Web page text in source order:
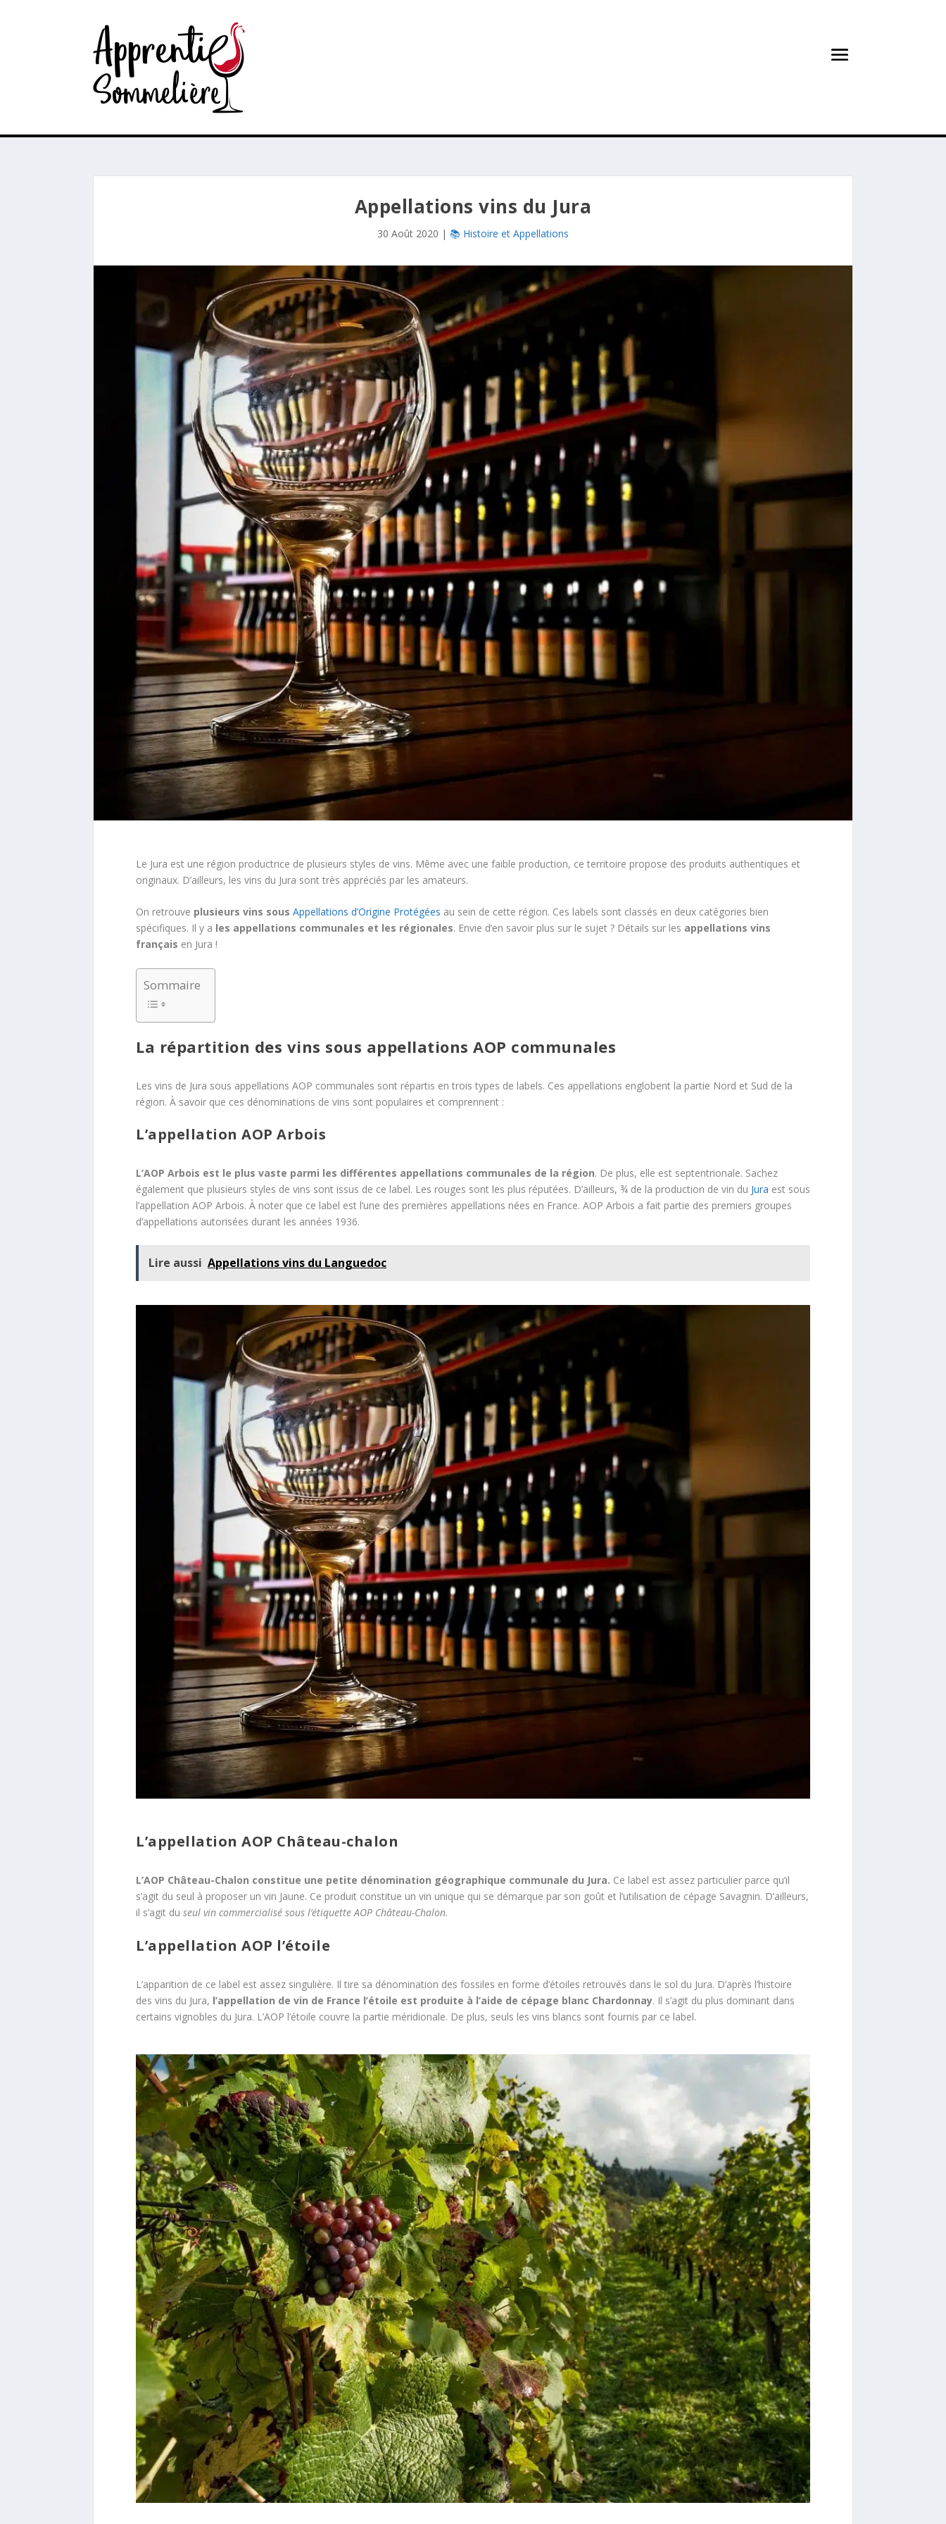
Appellations vins du Jura
30 Août 2020 | 📚 Histoire et Appellations
Le Jura est une région productrice de plusieurs styles de vins. Même avec une faible production, ce territoire propose des produits authentiques et
originaux. D’ailleurs, les vins du Jura sont très appréciés par les amateurs.
On retrouve plusieurs vins sous Appellations d’Origine Protégées au sein de cette région. Ces labels sont classés en deux catégories bien
spécifiques. Il y a les appellations communales et les régionales. Envie d’en savoir plus sur le sujet ? Détails sur les appellations vins
français en Jura !
Sommaire
La répartition des vins sous appellations AOP communales
Les vins de Jura sous appellations AOP communales sont répartis en trois types de labels. Ces appellations englobent la partie Nord et Sud de la
région. À savoir que ces dénominations de vins sont populaires et comprennent :
L’appellation AOP Arbois
L’AOP Arbois est le plus vaste parmi les différentes appellations communales de la région. De plus, elle est septentrionale. Sachez
également que plusieurs styles de vins sont issus de ce label. Les rouges sont les plus réputées. D’ailleurs, ¾ de la production de vin du Jura est sous
l’appellation AOP Arbois. À noter que ce label est l’une des premières appellations nées en France. AOP Arbois a fait partie des premiers groupes
d’appellations autorisées durant les années 1936.
Lire aussi Appellations vins du Languedoc
L’appellation AOP Château-chalon
L’AOP Château-Chalon constitue une petite dénomination géographique communale du Jura. Ce label est assez particulier parce qu’il
s’agit du seul à proposer un vin Jaune. Ce produit constitue un vin unique qui se démarque par son goût et l’utilisation de cépage Savagnin. D’ailleurs,
il s’agit du seul vin commercialisé sous l’étiquette AOP Château-Chalon.
L’appellation AOP l’étoile
L’apparition de ce label est assez singulière. Il tire sa dénomination des fossiles en forme d’étoiles retrouvés dans le sol du Jura. D’après l’histoire
des vins du Jura, l’appellation de vin de France l’étoile est produite à l’aide de cépage blanc Chardonnay. Il s’agit du plus dominant dans
certains vignobles du Jura. L’AOP l’étoile couvre la partie méridionale. De plus, seuls les vins blancs sont fournis par ce label.